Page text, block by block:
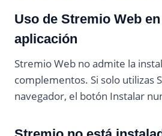
Uso de Stremio Web
aplicación
Stremio Web no admite la
complementos. Si solo utilizas
navegador, el botón Instalar